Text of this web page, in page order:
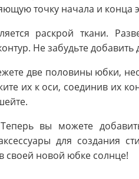
точку начала и конца
раскрой ткани.
Не забудьте
две половины юбки,
их к оси, соединив их
вы можете
для создания
новой юбке солнце!